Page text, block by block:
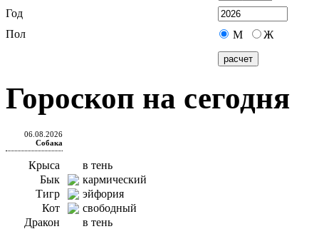
Год
Пол
М Ж
Гороскоп на сегодня
06.08.2026
Собака
Крыса
в тень
Бык
кармический
Тигр
эйфория
Кот
свободный
Дракон
в тень